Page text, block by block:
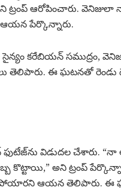
ట్రంప్ ఆరోపించారు.
పేర్కొన్నారు.
సైన్యం కరేబియన్ సముద్రం,
తెలిపారు. ఈ ఘటనతో
ఫుటేజ్‌ను విడుదల చేశారు.
కొట్టాయి,” అని ట్రంప్
ఆయన తెలిపారు. ఈ